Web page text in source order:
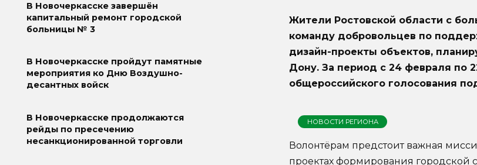
Жители Ростовской области с
команду добровольцев по
дизайн-проекты объектов,
Дону. За период с 24 февраля по
общероссийского голосования
НОВОСТИ РЕГИОНА
Волонтёрам предстоит важная
проектах формирования городской
В Новочеркасске завершён
капитальный ремонт городской
больницы № 3
В Новочеркасске пройдут памятные
мероприятия ко Дню Воздушно-
десантных войск
В Новочеркасске продолжаются
рейды по пресечению
несанкционированной торговли